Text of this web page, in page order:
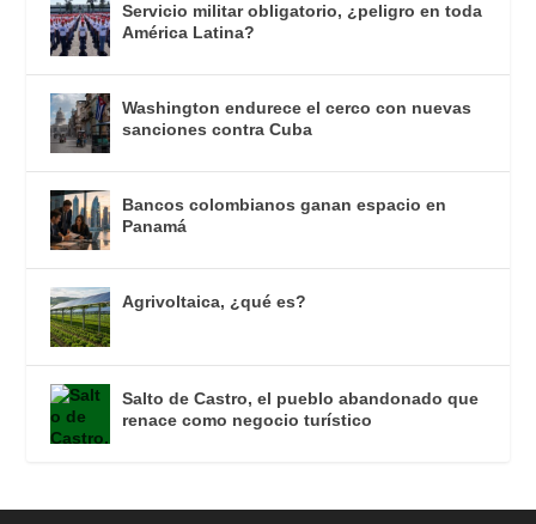
Servicio militar obligatorio, ¿peligro en toda
América Latina?
Washington endurece el cerco con nuevas
sanciones contra Cuba
Bancos colombianos ganan espacio en
Panamá
Agrivoltaica, ¿qué es?
Salto de Castro, el pueblo abandonado que
renace como negocio turístico